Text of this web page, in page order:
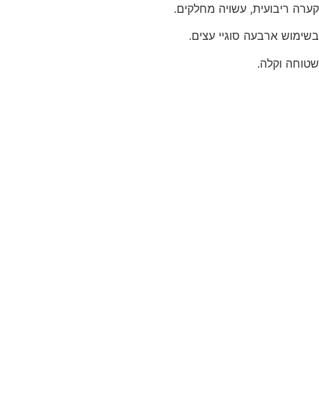
קערה ריבועית, עשויה מחלקים.
בשימוש ארבעה סוגיי עצים.
שטוחה וקלה.